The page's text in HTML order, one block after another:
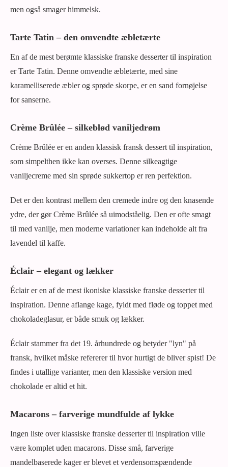
men også smager himmelsk.
Tarte Tatin – den omvendte æbletærte
En af de mest berømte klassiske franske desserter til inspiration
er Tarte Tatin. Denne omvendte æbletærte, med sine
karamelliserede æbler og sprøde skorpe, er en sand fornøjelse
for sanserne.
Crème Brûlée – silkeblød vaniljedrøm
Crème Brûlée er en anden klassisk fransk dessert til inspiration,
som simpelthen ikke kan overses. Denne silkeagtige
vaniljecreme med sin sprøde sukkertop er ren perfektion.
Det er den kontrast mellem den cremede indre og den knasende
ydre, der gør Crème Brûlée så uimodståelig. Den er ofte smagt
til med vanilje, men moderne variationer kan indeholde alt fra
lavendel til kaffe.
Éclair – elegant og lækker
Éclair er en af de mest ikoniske klassiske franske desserter til
inspiration. Denne aflange kage, fyldt med fløde og toppet med
chokoladeglasur, er både smuk og lækker.
Éclair stammer fra det 19. århundrede og betyder "lyn" på
fransk, hvilket måske refererer til hvor hurtigt de bliver spist! De
findes i utallige varianter, men den klassiske version med
chokolade er altid et hit.
Macarons – farverige mundfulde af lykke
Ingen liste over klassiske franske desserter til inspiration ville
være komplet uden macarons. Disse små, farverige
mandelbaserede kager er blevet et verdensomspændende